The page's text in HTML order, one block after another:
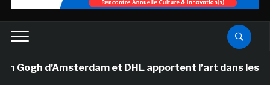
d’Amsterdam et DHL apportent l’art dans les